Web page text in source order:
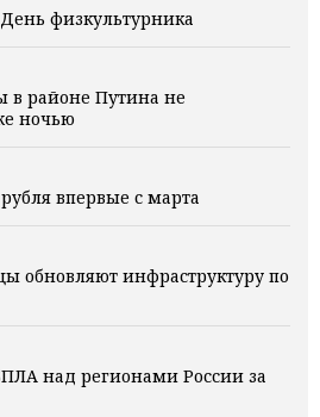
физкультурника
в районе Путина не
ночью
впервые с марта
обновляют инфраструктуру по
над регионами России за